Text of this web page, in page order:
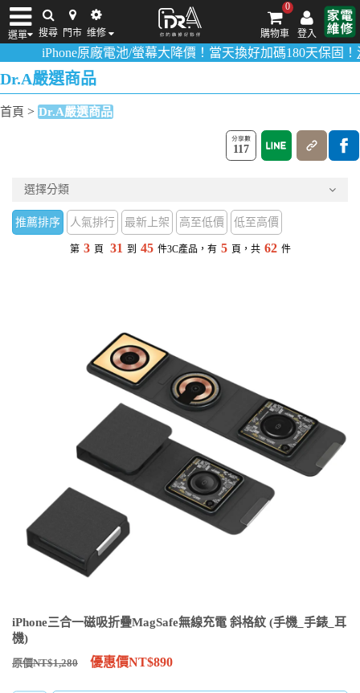
選單 搜尋 門市 维修 登入
0
購物車
iPhone維修/價格 筆電維修/價格 Android手機維修/價格 MacBook維修/價
原廠電池/螢幕大降價！當天換好加碼180天保固！活動詳情請
Dr.A嚴選商品
首頁 > Dr.A嚴選商品
117
選擇分類
推薦排序 人氣排行 最新上架 高至低價 低至高價
第 3 頁 31 到 45 件3C產品，有 5 頁，共 62 件
iPhone三合一磁吸折疊MagSafe無線充電 斜格紋 (手機_手錶_耳
機)
原價NT$1,280 優惠價NT$890